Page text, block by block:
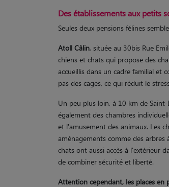
Des établissements aux petits
Seules deux pensions félines
Atoll Câlin, située au 30bis Rue
chiens et chats qui propose des
accueillis dans un cadre familial et
pas des cages, ce qui réduit le
Un peu plus loin, à 10 km de
également des chambres
et l'amusement des animaux. Les
aménagements comme des arbres
chats ont aussi accès à l'extérieur
de combiner sécurité et liberté.
Attention cependant, les places